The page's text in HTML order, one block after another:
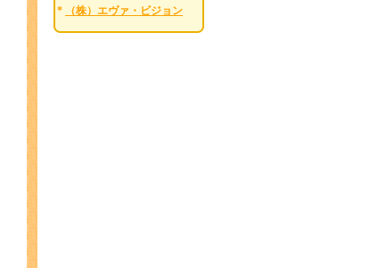
*
（株）エヴァ・ビジョン